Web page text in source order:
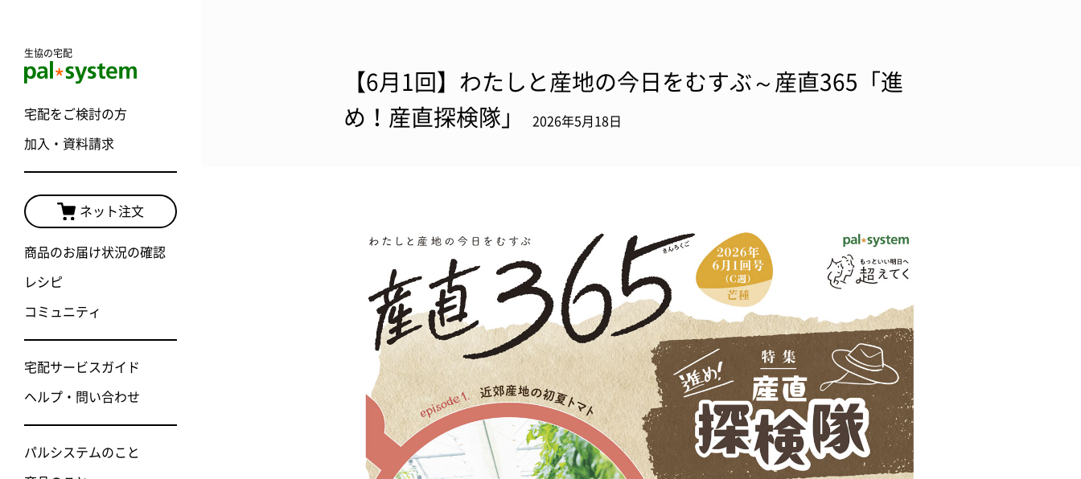
生協の宅配
宅配をご検討の方
加入・資料請求
ネット注文
商品のお届け状況の確認
レシピ
コミュニティ
宅配サービスガイド
ヘルプ・問い合わせ
パルシステムのこと
【6月1回】わたしと産地の今日をむすぶ～産直365「進
め！産直探検隊」
2026年5月18日